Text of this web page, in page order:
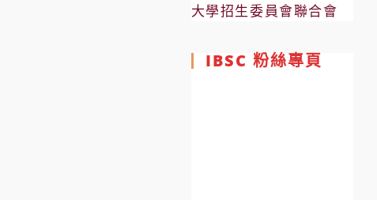
大學招生委員會聯合會
IBSC 粉絲專頁